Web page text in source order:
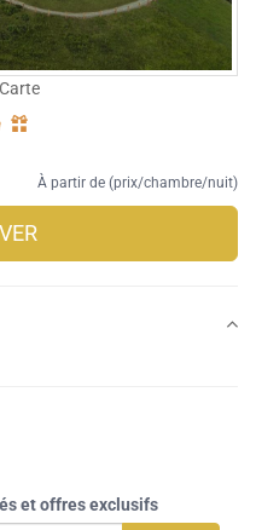
Carte
À partir de (prix/chambre/nuit)
et offres exclusifs